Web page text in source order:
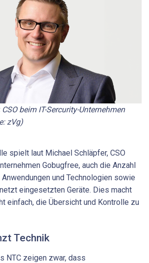
beim IT-Sercurity-Unternehmen
zVg)
spielt laut Michael Schläpfer, CSO
Gobugfree, auch die Anzahl
und Technologien sowie
eingesetzten Geräte. Dies macht
einfach, die Übersicht und Kontrolle zu
Technik
NTC zeigen zwar, dass